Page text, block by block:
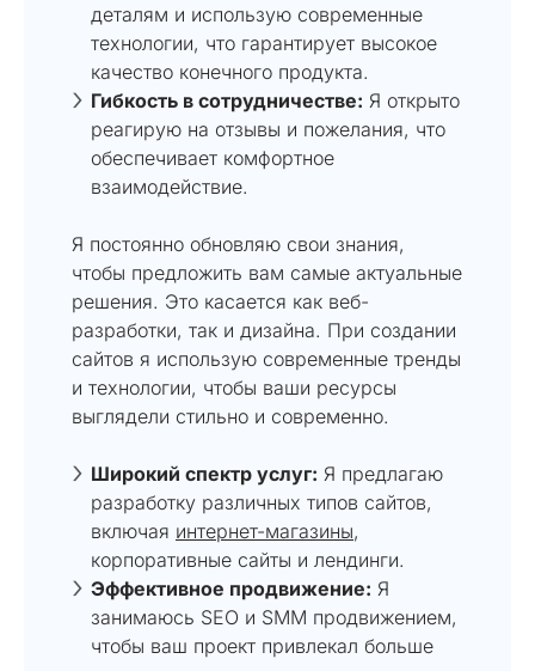
деталям и использую современные
технологии, что гарантирует высокое
качество конечного продукта.
Гибкость в сотрудничестве: Я открыто
реагирую на отзывы и пожелания, что
обеспечивает комфортное
взаимодействие.
Я постоянно обновляю свои знания,
чтобы предложить вам самые актуальные
решения. Это касается как веб-
разработки, так и дизайна. При создании
сайтов я использую современные тренды
и технологии, чтобы ваши ресурсы
выглядели стильно и современно.
Широкий спектр услуг: Я предлагаю
разработку различных типов сайтов,
включая интернет-магазины,
корпоративные сайты и лендинги.
Эффективное продвижение: Я
занимаюсь SEO и SMM продвижением,
чтобы ваш проект привлекал больше